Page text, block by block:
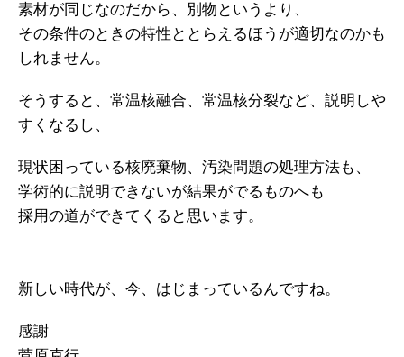
素材が同じなのだから、別物というより、
その条件のときの特性ととらえるほうが適切なのかも
しれません。
そうすると、常温核融合、常温核分裂など、説明しや
すくなるし、
現状困っている核廃棄物、汚染問題の処理方法も、
学術的に説明できないが結果がでるものへも
採用の道ができてくると思います。
新しい時代が、今、はじまっているんですね。
感謝